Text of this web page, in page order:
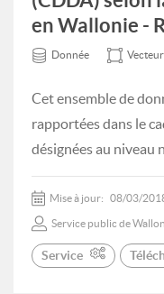
en Wallonie -
Donnée Vecteur
Cet ensemble de
rapportées dans le
désignées au niveau
Mise à jour: 08/03/
Service public de
Service